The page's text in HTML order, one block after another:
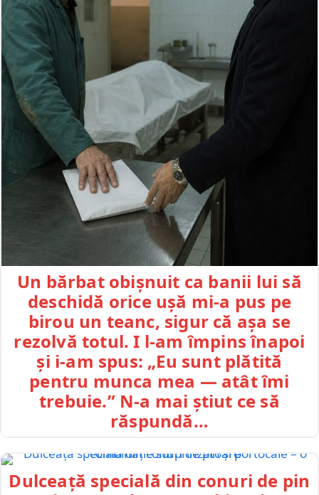
Un bărbat obișnuit ca banii lui să
deschidă orice ușă mi-a pus pe
birou un teanc, sigur că așa se
rezolvă totul. I l-am împins înapoi
și i-am spus: „Eu sunt plătită
pentru munca mea — atât îmi
trebuie.” N-a mai știut ce să
răspundă…
Dulceață specială din conuri de pin